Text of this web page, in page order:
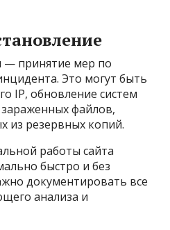
— принятие мер по
Это могут быть
IP, обновление систем
зараженных файлов,
из резервных копий.
работы сайта
быстро и без
документировать все
анализа и